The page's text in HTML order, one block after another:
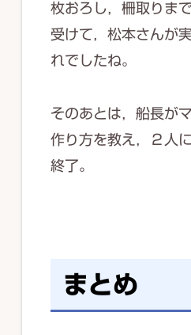
枚おろし，柵取りま
受けて，松本さんが
れでしたね。
そのあとは，船長が
作り方を教え，２人
終了。
まとめ